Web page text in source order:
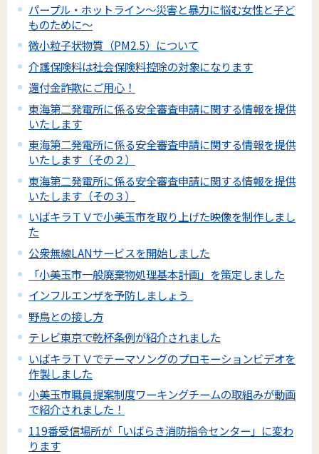
パープル・ホットライン～災害と暴力に悩む女性と子ど
ものために～
微小粒子状物質（PM2.5）について
介護保険料は社会保険料控除の対象になります
還付金詐欺にご用心！
東海第二発電所に係る安全審査申請に関する情報を提供
いたします
東海第二発電所に係る安全審査申請に関する情報を提供
いたします（その２）
東海第二発電所に係る安全審査申請に関する情報を提供
いたします（その３）
いばキラＴＶで小美玉市を取り上げた映像を制作しまし
た
公衆無線LANサービスを開始しました
「小美玉市一般廃棄物処理基本計画」を策定しました
インフルエンザを予防しましょう
野鳥との接し方
テレビ東京で乾杯条例が紹介されました
いばキラＴＶでテーマソングのプロモーションビデオを
作製しました
小美玉市職員提案制度ワーキングチームの取組みが動画
で紹介されました！
119番受信場所が「いばらき消防指令センター」に変わ
ります